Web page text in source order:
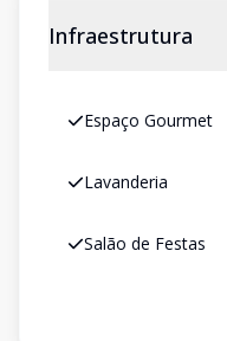
Infraestrutura
Espaço Gourmet
Lavanderia
Salão de Festas